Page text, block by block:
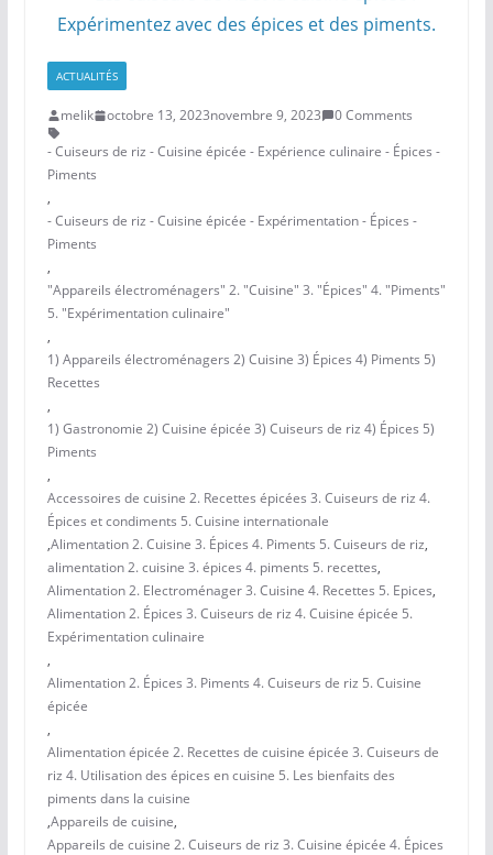
ACTUALITÉS
melik octobre 13, 2023novembre 9, 2023
0 Comments
- Cuiseurs de riz - Cuisine épicée - Expérience culinaire - Épices -
Piments
,
- Cuiseurs de riz - Cuisine épicée - Expérimentation - Épices -
Piments
,
"Appareils électroménagers" 2. "Cuisine" 3. "Épices" 4. "Piments"
5. "Expérimentation culinaire"
,
1) Appareils électroménagers 2) Cuisine 3) Épices 4) Piments 5)
Recettes
,
1) Gastronomie 2) Cuisine épicée 3) Cuiseurs de riz 4) Épices 5)
Piments
,
Accessoires de cuisine 2. Recettes épicées 3. Cuiseurs de riz 4.
Épices et condiments 5. Cuisine internationale
,Alimentation 2. Cuisine 3. Épices 4. Piments 5. Cuiseurs de riz,
alimentation 2. cuisine 3. épices 4. piments 5. recettes,
Alimentation 2. Electroménager 3. Cuisine 4. Recettes 5. Epices,
Alimentation 2. Épices 3. Cuiseurs de riz 4. Cuisine épicée 5.
Expérimentation culinaire
,
Alimentation 2. Épices 3. Piments 4. Cuiseurs de riz 5. Cuisine
épicée
,
Alimentation épicée 2. Recettes de cuisine épicée 3. Cuiseurs de
riz 4. Utilisation des épices en cuisine 5. Les bienfaits des
piments dans la cuisine
,Appareils de cuisine,
Appareils de cuisine 2. Cuiseurs de riz 3. Cuisine épicée 4. Épices